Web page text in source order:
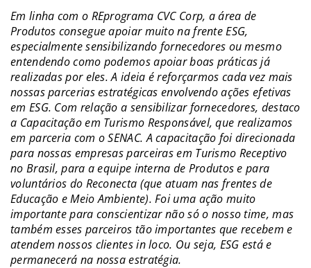
Em linha com o REprograma CVC Corp, a área de
Produtos consegue apoiar muito na frente ESG,
especialmente sensibilizando fornecedores ou mesmo
entendendo como podemos apoiar boas práticas já
realizadas por eles. A ideia é reforçarmos cada vez mais
nossas parcerias estratégicas envolvendo ações efetivas
em ESG. Com relação a sensibilizar fornecedores, destaco
a Capacitação em Turismo Responsável, que realizamos
em parceria com o SENAC. A capacitação foi direcionada
para nossas empresas parceiras em Turismo Receptivo
no Brasil, para a equipe interna de Produtos e para
voluntários do Reconecta (que atuam nas frentes de
Educação e Meio Ambiente). Foi uma ação muito
importante para conscientizar não só o nosso time, mas
também esses parceiros tão importantes que recebem e
atendem nossos clientes in loco. Ou seja, ESG está e
permanecerá na nossa estratégia.